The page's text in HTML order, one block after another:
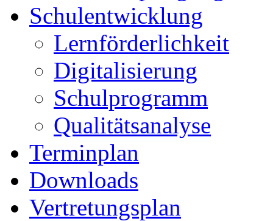
Schulentwicklung
Lernförderlichkeit
Digitalisierung
Schulprogramm
Qualitätsanalyse
Terminplan
Downloads
Vertretungsplan